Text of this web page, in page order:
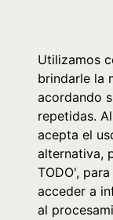
Utilizamos
brindarle la
acordando
repetidas.
acepta el
alternativa,
TODO',
acceder a
al